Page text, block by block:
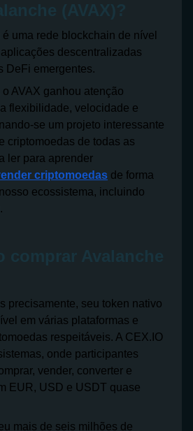
(AVAX)?
uma rede blockchain de nível
descentralizadas
DeFi emergentes.
o AVAX ganhou atenção
flexibilidade, velocidade e
se um projeto interessante
criptomoedas de todas as
ler para aprender
criptomoedas de forma
ecossistema, incluindo
comprar Avalanche
precisamente, seu token nativo
em várias plataformas e
respeitáveis. A CEX.IO
onde participantes
vender, converter e
EUR, USD e USDT quase
mais de seis milhões de